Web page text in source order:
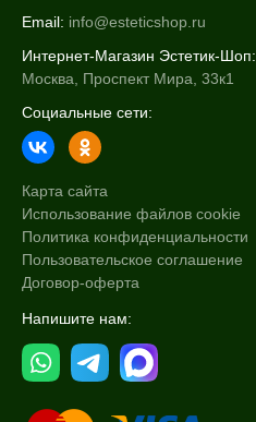
Email: info@esteticshop.ru
Интернет-Магазин Эстетик-Шоп:
Москва, Проспект Мира, 33к1
Социальные сети:
Карта сайта
Использование файлов cookie
Политика конфиденциальности
Пользовательское соглашение
Договор-оферта
Напишите нам: